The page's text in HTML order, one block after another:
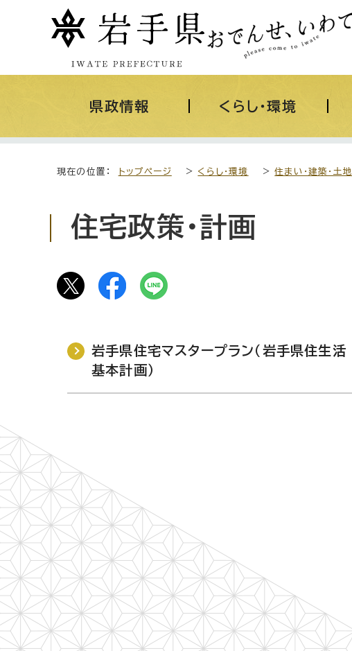
県政情報 くらし・環境
現在の位置： トップページ > くらし・環境 >住まい・建築・土地
住宅政策・計画
岩手県住宅マスタープラン（岩手県住生活
基本計画）